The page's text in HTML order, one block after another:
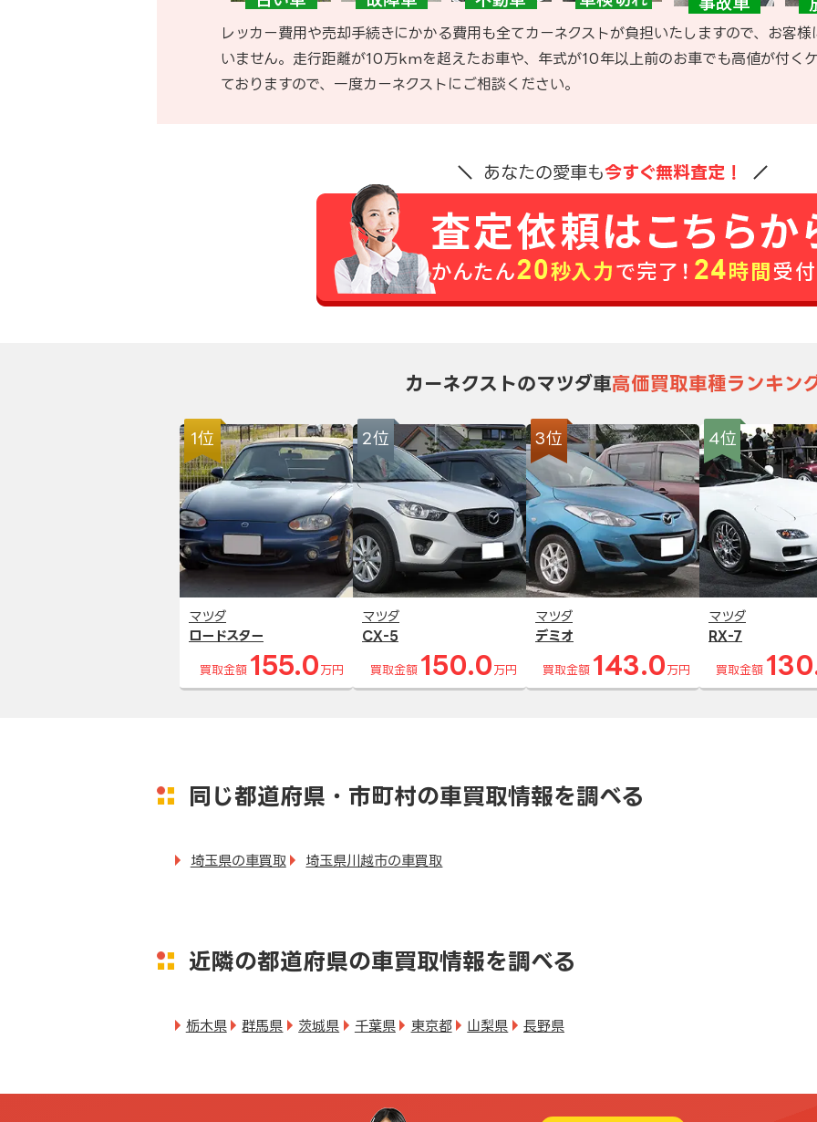
レッカー費用や売却手続きにかかる費用も全てカーネクストが負担いたしますので、お客
いません。走行距離が10万kmを超えたお車や、年式が10年以上前のお車でも高値が付く
ておりますので、一度カーネクストにご相談ください。
あなたの愛車も今すぐ無料査定！
カーネクストのマツダ車高価買取車種ランキン
1位
マツダ
ロードスター
買取金額 155.0 万円
2位
マツダ
CX-5
買取金額 150.0 万円
3位
マツダ
デミオ
買取金額 143.0 万円
4位
マツダ
RX-7
買取金額
同じ都道府県・市町村の車買取情報を調べる
埼玉県の車買取 埼玉県川越市の車買取
近隣の都道府県の車買取情報を調べる
栃木県 群馬県 茨城県 千葉県 東京都 山梨県 長野県